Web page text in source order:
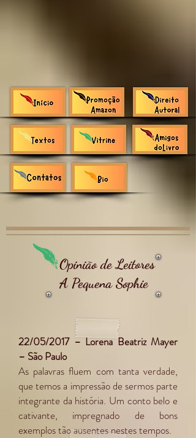
Opinião de Leitores
A Pequena Sophie
22/05/2017 – Lorena Beatriz Mayer
– São Paulo
As palavras fluem com tanta verdade,
que temos a impressão de sermos parte
integrante da história. Um conto belo e
cativante, impregnado de bons
exemplos tão ausentes nestes tempos.